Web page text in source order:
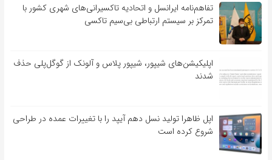
تفاهم‌نامه‌ ایرانسل و اتحادیه تاکسیرانی‌های شهری کشور با
تمرکز بر سیستم ارتباطی بی‌سیم تاکسی
اپلیکیشن‌های شیپور، شیپور پلاس و آلونک از گوگل‌پلی حذف
شدند
اپل ظاهرا تولید نسل دهم آیپد را با تغییرات عمده در طراحی
شروع کرده است